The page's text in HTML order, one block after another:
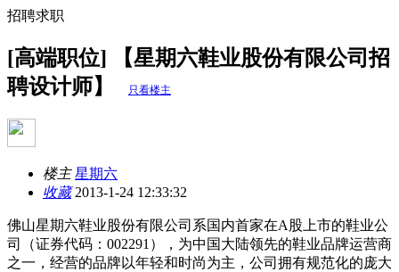
招聘求职
[高端职位] 【星期六鞋业股份有限公司招
聘设计师】
只看楼主
楼主 星期六
收藏2013-1-24 12:33:32
佛山星期六鞋业股份有限公司系国内首家在A股上市的鞋业公
司（证券代码：002291），为中国大陆领先的鞋业品牌运营商
之一，经营的品牌以年轻和时尚为主，公司拥有规范化的庞大